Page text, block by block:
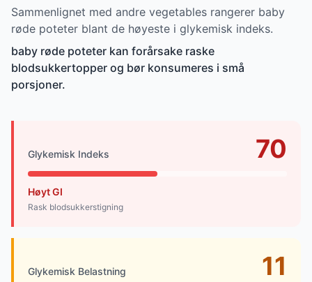
Sammenlignet med andre vegetables rangerer baby
røde poteter blant de høyeste i glykemisk indeks.
baby røde poteter kan forårsake raske
blodsukkertopper og bør konsumeres i små
porsjoner.
Glykemisk Indeks 70
Høyt GI
Rask blodsukkerstigning
Glykemisk Belastning 11